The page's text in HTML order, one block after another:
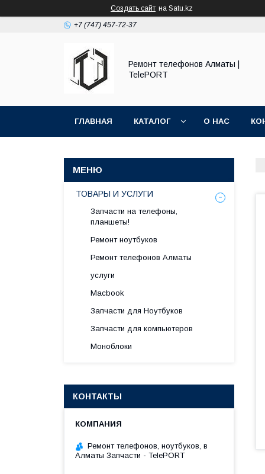
Создать сайт на Satu.kz
+7 (747) 457-72-37
Ремонт телефонов Алматы |
TelePORT
ГЛАВНАЯ КАТАЛОГ О НАС
ТОВАРЫ И УСЛУГИ
Запчасти на телефоны,
планшеты!
Ремонт ноутбуков
Ремонт телефонов Алматы
услуги
Macbook
Запчасти для Ноутбуков
Запчасти для компьютеров
Моноблоки
КОНТАКТЫ
Ремонт телефонов, ноутбуков, в
Алматы Запчасти - TelePORT